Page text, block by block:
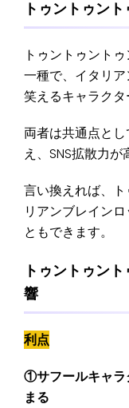
トゥントゥン
トゥントゥント
一種で、イタリ
笑えるキャラクタ
両者は共通点と
え、SNS拡散力が
言い換えれば、
リアンブレイン
ともできます。
トゥントゥン
響
利点
①サフールキャラ
まる